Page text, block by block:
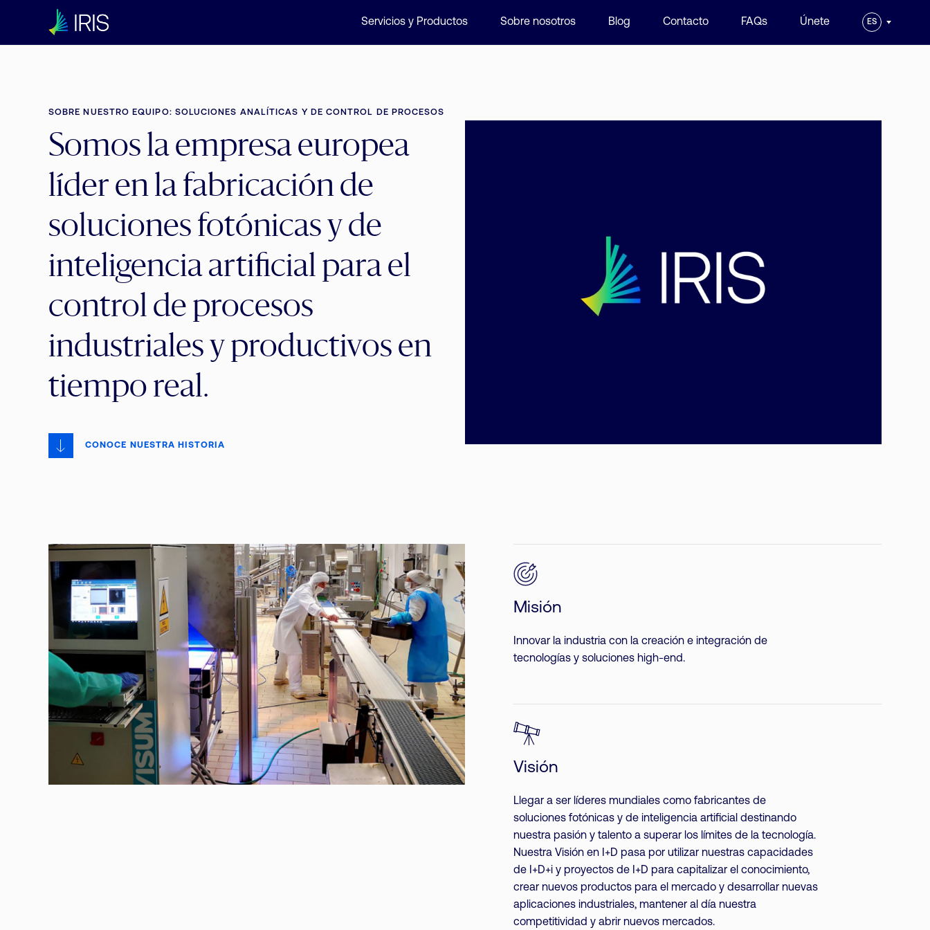
Servicios y Productos Sobre nosotros Blog Contacto FAQs Únete ES
SOBRE NUESTRO EQUIPO: SOLUCIONES ANALÍTICAS Y DE CONTROL DE PROCESOS
Somos la empresa europea
líder en la fabricación de
soluciones fotónicas y de
inteligencia artificial para el
control de procesos
industriales y productivos en
tiempo real.
CONOCE NUESTRA HISTORIA
Misión
Innovar la industria con la creación e integración de
tecnologías y soluciones high-end.
Visión
Llegar a ser líderes mundiales como fabricantes de
soluciones fotónicas y de inteligencia artificial destinando
nuestra pasión y talento a superar los límites de la tecnología.
Nuestra Visión en I+D pasa por utilizar nuestras capacidades
de I+D+i y proyectos de I+D para capitalizar el conocimiento,
crear nuevos productos para el mercado y desarrollar nuevas
aplicaciones industriales, mantener al día nuestra
competitividad y abrir nuevos mercados.